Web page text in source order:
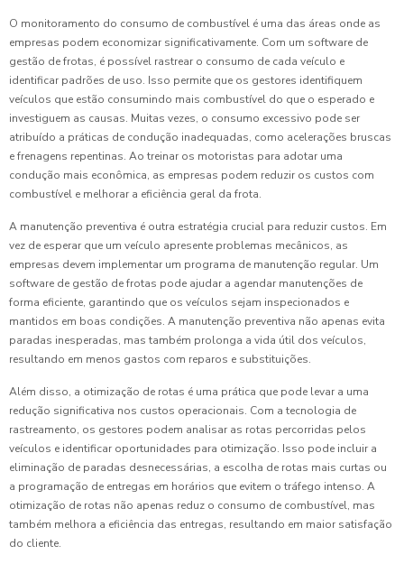
O monitoramento do consumo de combustível é uma das áreas onde as
empresas podem economizar significativamente. Com um software de
gestão de frotas, é possível rastrear o consumo de cada veículo e
identificar padrões de uso. Isso permite que os gestores identifiquem
veículos que estão consumindo mais combustível do que o esperado e
investiguem as causas. Muitas vezes, o consumo excessivo pode ser
atribuído a práticas de condução inadequadas, como acelerações bruscas
e frenagens repentinas. Ao treinar os motoristas para adotar uma
condução mais econômica, as empresas podem reduzir os custos com
combustível e melhorar a eficiência geral da frota.
A manutenção preventiva é outra estratégia crucial para reduzir custos. Em
vez de esperar que um veículo apresente problemas mecânicos, as
empresas devem implementar um programa de manutenção regular. Um
software de gestão de frotas pode ajudar a agendar manutenções de
forma eficiente, garantindo que os veículos sejam inspecionados e
mantidos em boas condições. A manutenção preventiva não apenas evita
paradas inesperadas, mas também prolonga a vida útil dos veículos,
resultando em menos gastos com reparos e substituições.
Além disso, a otimização de rotas é uma prática que pode levar a uma
redução significativa nos custos operacionais. Com a tecnologia de
rastreamento, os gestores podem analisar as rotas percorridas pelos
veículos e identificar oportunidades para otimização. Isso pode incluir a
eliminação de paradas desnecessárias, a escolha de rotas mais curtas ou
a programação de entregas em horários que evitem o tráfego intenso. A
otimização de rotas não apenas reduz o consumo de combustível, mas
também melhora a eficiência das entregas, resultando em maior satisfação
do cliente.